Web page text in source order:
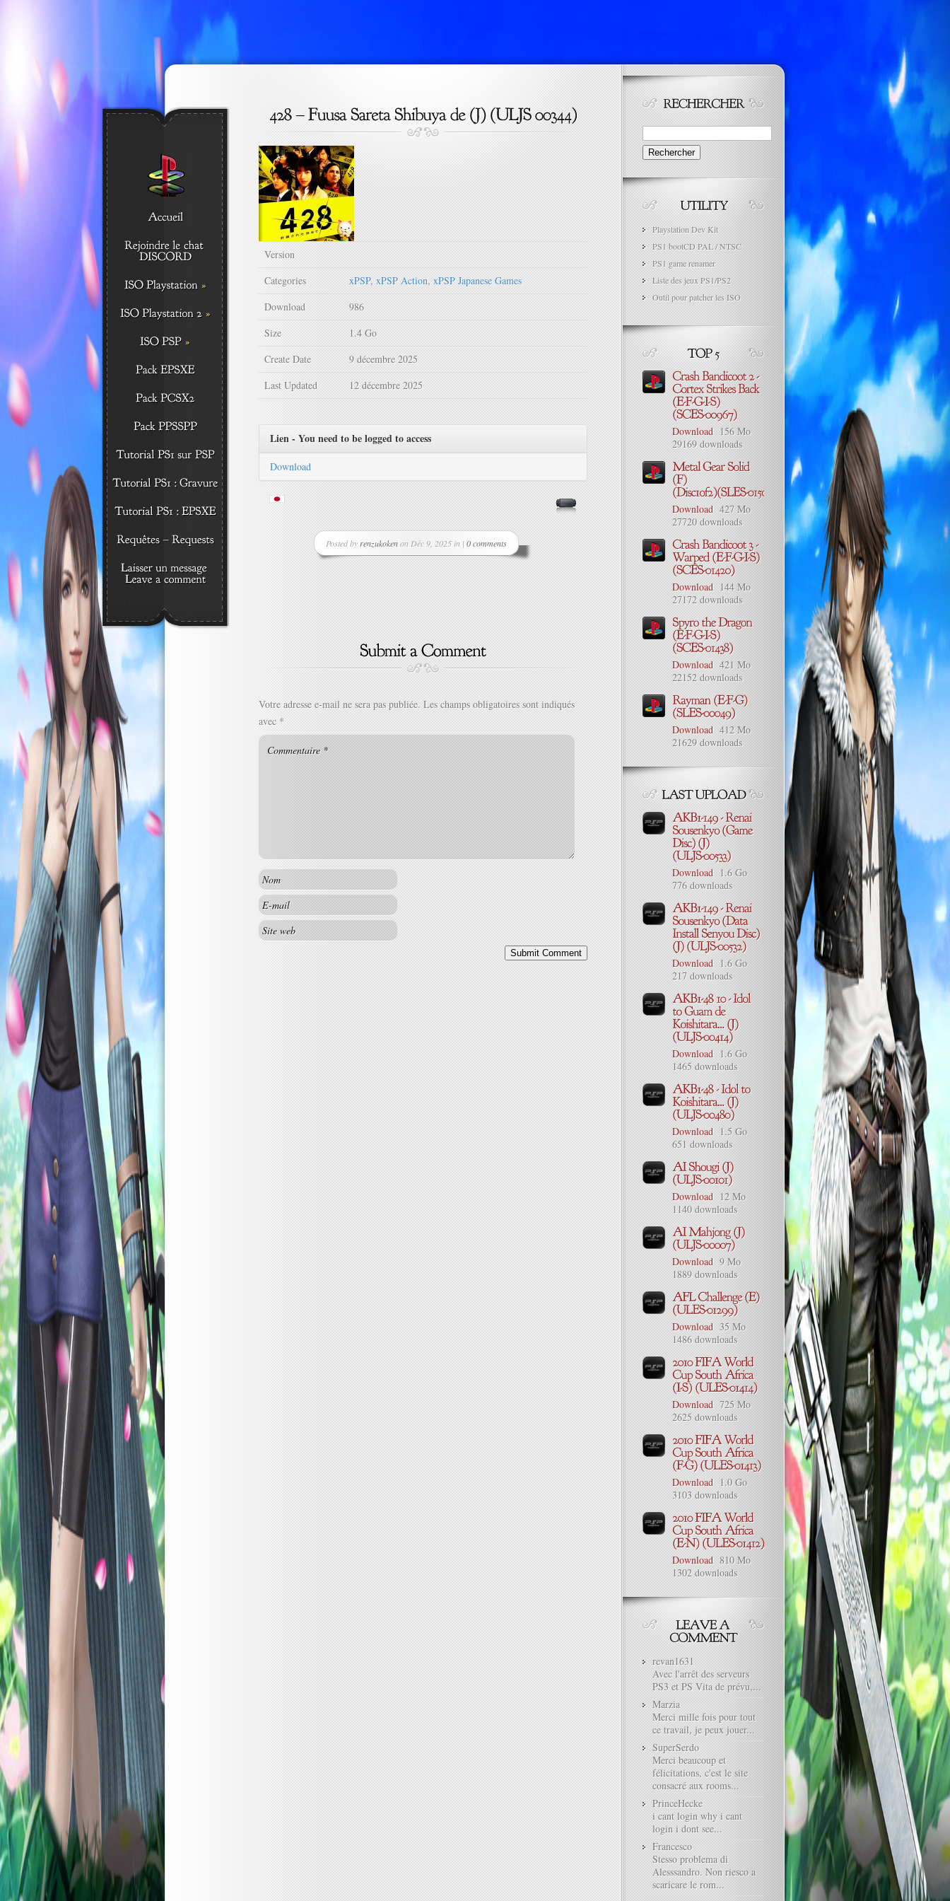
Version
Categories
xPSP, xPSP Action, xPSP Japanese Games
Download
986
Size
1.4 Go
Create Date
9 décembre 2025
Last Updated
12 décembre 2025
Lien - You need to be logged to access
Download
Posted by renzukokenon Déc 9, 2025 in | 0 comments
Votre adresse e-mail ne sera pas publiée. Les champs obligatoires sont indiqués
avec *
Rechercher :
Playstation Dev Kit
PS1 bootCD PAL / NTSC
PS1 game renamer
Liste des jeux PS1/PS2
Outil pour patcher les ISO
Download 156 Mo
29169 downloads
Download 427 Mo
27720 downloads
Download 144 Mo
27172 downloads
Download 421 Mo
22152 downloads
Download 412 Mo
21629 downloads
Download 1.6 Go
776 downloads
Download 1.6 Go
217 downloads
Download 1.6 Go
1465 downloads
Download 1.5 Go
651 downloads
Download 12 Mo
1140 downloads
Download 9 Mo
1889 downloads
Download 35 Mo
1486 downloads
Download 725 Mo
2625 downloads
Download 1.0 Go
3103 downloads
Download 810 Mo
1302 downloads
revan1631
Avec l'arrêt des serveurs
PS3 et PS Vita de prévu,...
Marzia
Merci mille fois pour tout
ce travail, je peux jouer...
SuperSerdo
Merci beaucoup et
félicitations, c'est le site
consacré aux rooms...
PrinceHecke
i cant login why i cant
login i dont see...
Francesco
Stesso problema di
Alesssandro. Non riesco a
scaricare le rom...